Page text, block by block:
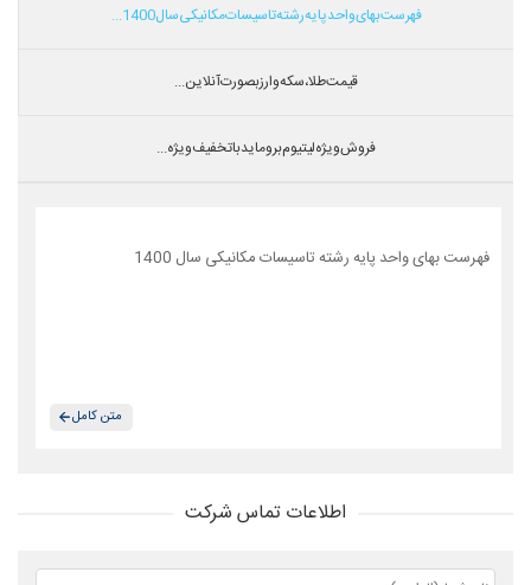
فهرست بهای واحد پایه رشته تاسیسات مکانیکی سال 1400...
قیمت طلا،سکه و ارز بصورت آنلاین...
فروش ویژه لیتیوم بروماید با تخفیف ویژه...
فهرست بهای واحد پایه رشته تاسیسات مکانیکی سال 1400
متن کامل
اطلاعات تماس شرکت